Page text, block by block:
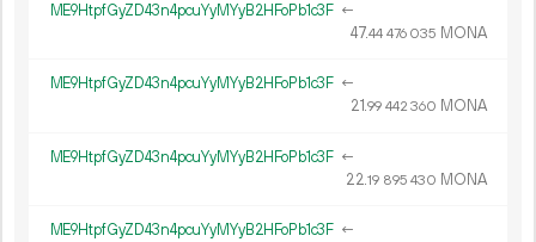
ME9HtpfGyZD43n4pcuYyMYyB2HFoPb1c3F ←
47.44 476 035 MONA
ME9HtpfGyZD43n4pcuYyMYyB2HFoPb1c3F ←
21.99 442 360 MONA
ME9HtpfGyZD43n4pcuYyMYyB2HFoPb1c3F ←
22.19 895 430 MONA
ME9HtpfGyZD43n4pcuYyMYyB2HFoPb1c3F ←